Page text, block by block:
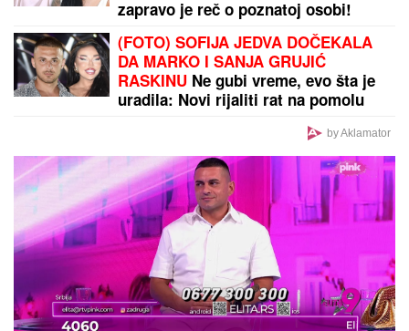
PREPORUKA ZA VAS
TEŠKO JE POVREĐENA!Najnoviji detalji ubadanja
tinejdžerke (18) u samom centru Beograda: Oglasili
se iz Hitne pomoći